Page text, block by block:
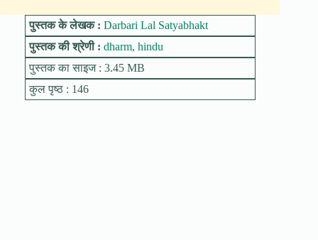
पुस्तक के लेखक : Darbari Lal Satyabhakt
पुस्तक की श्रेणी : dharm, hindu
पुस्तक का साइज : 3.45 MB
कुल पृष्ठ : 146